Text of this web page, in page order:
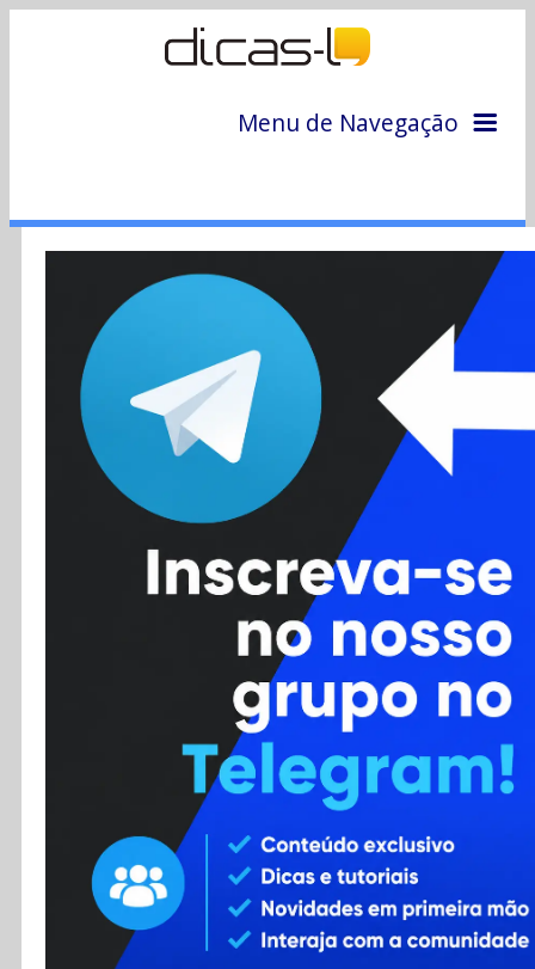
Menu de Navegação
Colunas
Colaboradores
Cursos
Enviar Dica
Contato